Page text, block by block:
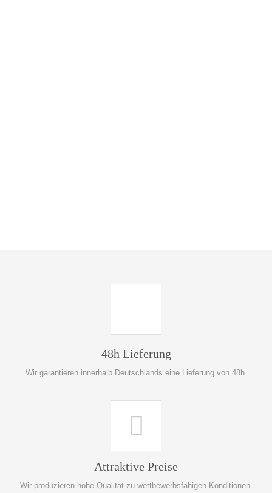
48h Lieferung
Wir garantieren innerhalb Deutschlands eine Lieferung von 48h.
Attraktive Preise
Wir produzieren hohe Qualität zu wettbewerbsfähigen Konditionen.